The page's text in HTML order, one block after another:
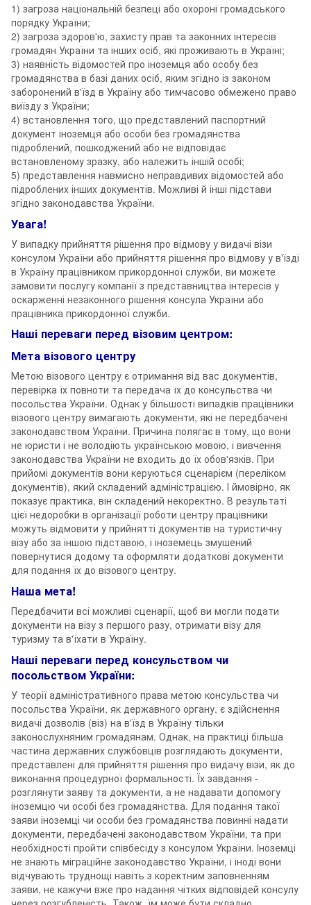
1) загроза національній безпеці або охороні громадського
порядку України;
2) загроза здоров'ю, захисту прав та законних інтересів
громадян України та інших осіб, які проживають в Україні;
3) наявність відомостей про іноземця або особу без
громадянства в базі даних осіб, яким згідно із законом
заборонений в'їзд в Україну або тимчасово обмежено право
виїзду з України;
4) встановлення того, що представлений паспортний
документ іноземця або особи без громадянства
підроблений, пошкоджений або не відповідає
встановленому зразку, або належить іншій особі;
5) представлення навмисно неправдивих відомостей або
підроблених інших документів. Можливі й інші підстави
згідно законодавства України.
Увага!
У випадку прийняття рішення про відмову у видачі візи
консулом України або прийняття рішення про відмову у в'їзді
в Україну працівником прикордонної служби, ви можете
замовити послугу компанії з представництва інтересів у
оскарженні незаконного рішення консула України або
працівника прикордонної служби.
Наші переваги перед візовим центром:
Мета візового центру
Метою візового центру є отримання від вас документів,
перевірка їх повноти та передача їх до консульства чи
посольства України. Однак у більшості випадків працівники
візового центру вимагають документи, які не передбачені
законодавством України. Причина полягає в тому, що вони
не юристи і не володіють українською мовою, і вивчення
законодавства України не входить до їх обов'язків. При
прийомі документів вони керуються сценарієм (переліком
документів), який складений адміністрацією. І ймовірно, як
показує практика, він складений некоректно. В результаті
цієї недоробки в організації роботи центру працівники
можуть відмовити у прийнятті документів на туристичну
візу або за іншою підставою, і іноземець змушений
повернутися додому та оформляти додаткові документи
для подання їх до візового центру.
Наша мета!
Передбачити всі можливі сценарії, щоб ви могли подати
документи на візу з першого разу, отримати візу для
туризму та в'їхати в Україну.
Наші переваги перед консульством чи
посольством України:
У теорії адміністративного права метою консульства чи
посольства України, як державного органу, є здійснення
видачі дозволів (віз) на в'їзд в Україну тільки
законослухняним громадянам. Однак, на практиці більша
частина державних службовців розглядають документи,
представлені для прийняття рішення про видачу візи, як до
виконання процедурної формальності. Їх завдання -
розглянути заяву та документи, а не надавати допомогу
іноземцю чи особі без громадянства. Для подання такої
заяви іноземці чи особи без громадянства повинні надати
документи, передбачені законодавством України, та при
необхідності пройти співбесіду з консулом України. Іноземці
не знають міграційне законодавство України, і іноді вони
відчувають труднощі навіть з коректним заповненням
заяви, не кажучи вже про надання чітких відповідей консулу